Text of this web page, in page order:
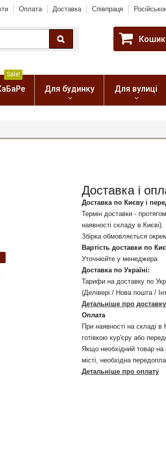
Оплата Доставка Співпраця
Sale!
Для будинку Для вулиці
Доставка і
Доставка по Києву і
Термін доставки -
наявності складу в Києві).
Збірка обмовляється
Вартість доставки по
Уточнюйте у менеджера
Доставка по Україні:
Тарифи на доставку по
(Делівері / Нова пошта /
Детальніше про доставку
Оплата
При наявності на складі в
готівкою кур'єру або
Якщо необхідний товар на
місті, необхідна
Детальніше про оплату